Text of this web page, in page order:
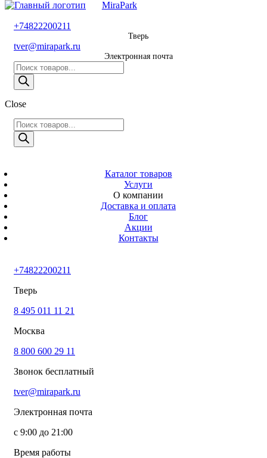
MiraPark
бесплатный
+74822200211
Электронная
Время работы
Тверь,
Калинина 3
+74822200211 info@mirapark.ru
Каталог товаров
Игровое оборудование для детских площадок
Оборудование для площадок для выгула собак
Спортивное оборудование для улицы
Малые архитектурные формы под заказ
Услуги
Озеленение благоустройство
Монтаж детских площадок
Резиновые покрытия для площадок
MiraPark
+74822200211
Тверь
tver@mirapark.ru
Электронная почта
Поиск
товаров
Close
Поиск
товаров
Каталог товаров
Услуги
О компании
Доставка и оплата
Блог
Акции
Контакты
+74822200211
Тверь
8 495 011 11 21
Москва
8 800 600 29 11
Звонок бесплатный
tver@mirapark.ru
Электронная почта
с 9:00 до 21:00
Время работы